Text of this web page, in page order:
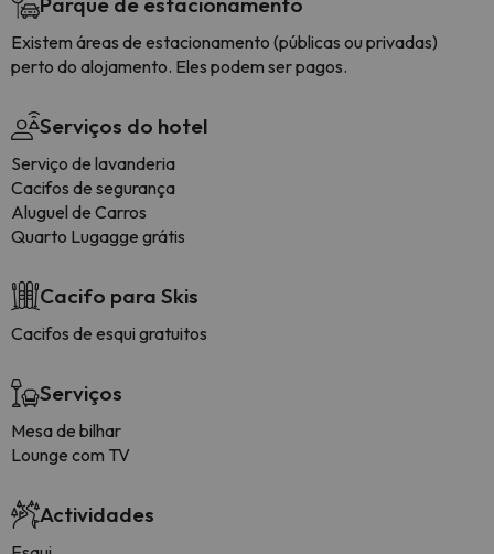
Existem áreas de estacionamento (públicas ou privadas)
perto do alojamento. Eles podem ser pagos.
Serviços do hotel
Serviço de lavanderia
Cacifos de segurança
Aluguel de Carros
Quarto Lugagge grátis
Cacifo para Skis
Cacifos de esqui gratuitos
Serviços
Mesa de bilhar
Lounge com TV
Actividades